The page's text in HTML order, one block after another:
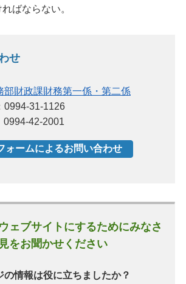
ばならない。
せ
部財政課財務第一係・第二係
0994-31-1126
0994-42-2001
ェブサイトにするためにみなさ
をお聞かせください
の情報は役に立ちましたか？